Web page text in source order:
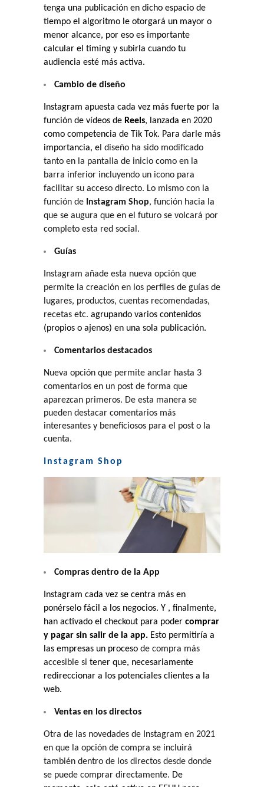
tenga una publicación en dicho espacio de
tiempo el algoritmo le otorgará un mayor o
menor alcance, por eso es importante
calcular el timing y subirla cuando tu
audiencia esté más activa.
Cambio de diseño
Instagram apuesta cada vez más fuerte por la
función de vídeos de Reels, lanzada en 2020
como competencia de Tik Tok. Para darle más
importancia, e l diseño ha sido modificado
tanto en la pantalla de inicio como en la
barra inferior incluyendo un icono para
facilitar su acceso directo. Lo mismo con la
función de Instagram Shop, función hacia la
que se augura que en el futuro se volcará por
completo esta red social.
Guías
Instagram añade esta nueva opción que
permite la creación en los perfiles de guías de
lugares, productos, cuentas recomendadas,
recetas etc. agrupando varios contenidos
(propios o ajenos) en una sola publicación.
Comentarios destacados
Nueva opción que permite anclar hasta 3
comentarios en un post de forma que
aparezcan primeros. De esta manera se
pueden destacar comentarios más
interesantes y beneficiosos para el post o la
cuenta.
Instagram Shop
Compras dentro de la App
Instagram cada vez se centra más en
ponérselo fácil a los negocios. Y , finalmente,
han activado el checkout para poder comprar
y pagar sin salir de la app. Esto permitiría a
las empresas un proceso de compra más
accesible si tener que, necesariamente
redireccionar a los potenciales clientes a la
web.
Ventas en los directos
Otra de las novedades de Instagram en 2021
en que la opción de compra se incluirá
también dentro de los directos desde donde
se puede comprar directamente. De